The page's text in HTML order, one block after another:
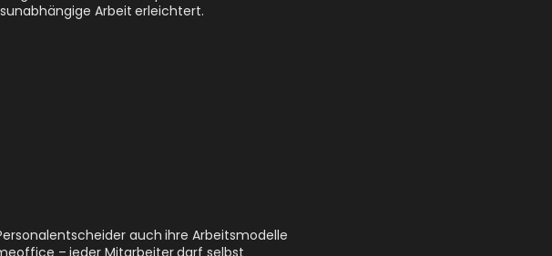
Arbeit erleichtert.
auch ihre Arbeitsmodelle
– jeder Mitarbeiter darf selbst